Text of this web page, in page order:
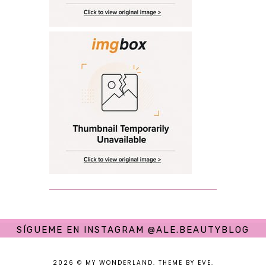
SÍGUEME EN INSTAGRAM @ALE.BEAUTYBLOG
2026 © MY WONDERLAND. THEME BY EVE.